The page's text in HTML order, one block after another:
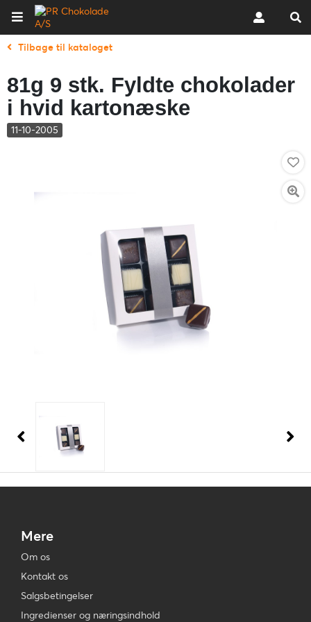
Tilbage til kataloget
81g 9 stk. Fyldte chokolader
i hvid kartonæske
11-10-2005
Mere
Om os
Kontakt os
Salgsbetingelser
Ingredienser og næringsindhold